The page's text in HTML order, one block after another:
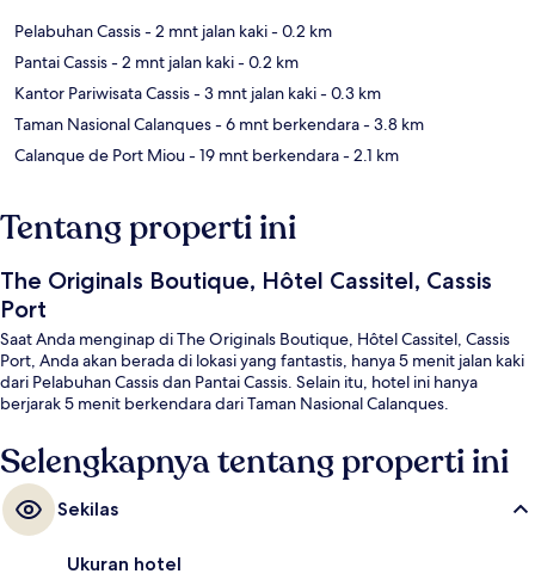
Pelabuhan Cassis- 2 mnt jalan kaki- 0.2 km
Pantai Cassis- 2 mnt jalan kaki- 0.2 km
Kantor Pariwisata Cassis- 3 mnt jalan kaki- 0.3 km
Taman Nasional Calanques- 6 mnt berkendara- 3.8 km
Calanque de Port Miou- 19 mnt berkendara- 2.1 km
Tentang properti ini
The Originals Boutique, Hôtel Cassitel, Cassis
Port
Saat Anda menginap di The Originals Boutique, Hôtel Cassitel, Cassis
Port, Anda akan berada di lokasi yang fantastis, hanya 5 menit jalan kaki
dari Pelabuhan Cassis dan Pantai Cassis. Selain itu, hotel ini hanya
berjarak 5 menit berkendara dari Taman Nasional Calanques.
Selengkapnya tentang properti ini
Sekilas
Ukuran hotel